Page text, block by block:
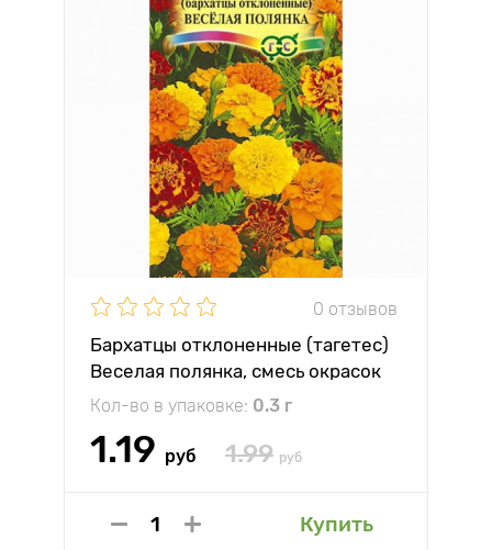
0 отзывов
Бархатцы отклоненные (тагетес)
Веселая полянка, смесь окрасок
Гавриш
Кол-во в упаковке: 0.3 г
1.19 руб 1.99 руб
Купить